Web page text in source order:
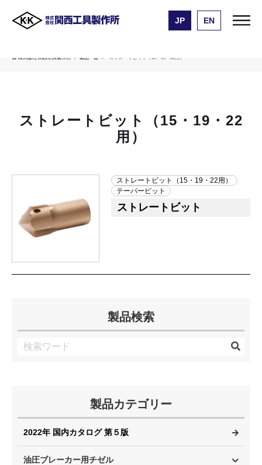
JP EN
株式会社 関西工具製作所 製品一覧 ストレートビット（15・19・22用）
製品検索
製品カテゴリー
2022年 国内カタログ 第５版
油圧ブレーカー用チゼル
ストレートビット（15・19・22
用）
ストレートビット（15・19・22用）
テーパービット
ストレートビット